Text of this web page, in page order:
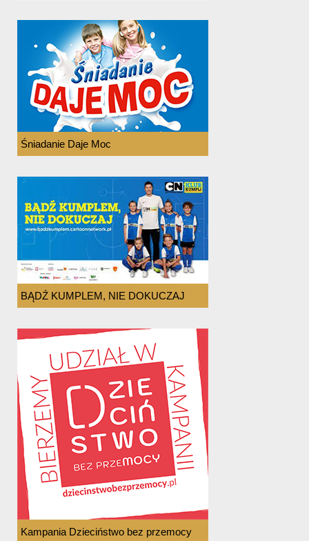
Śniadanie Daje Moc
BĄDŹ KUMPLEM, NIE DOKUCZAJ
Kampania Dzieciństwo bez przemocy